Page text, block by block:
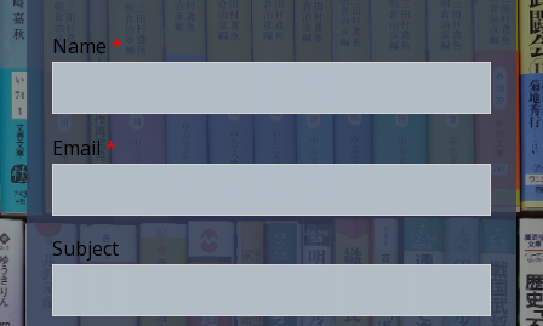
Name *
Email *
Subject